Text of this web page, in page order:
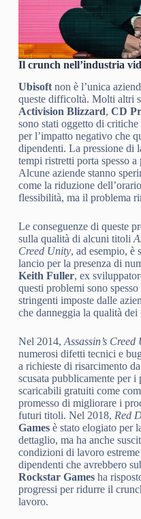
Il crunch nell’industria
Ubisoftnon è l’unica
queste difficoltà. Molti altri
Activision Blizzard, CD
sono stati oggetto di
per l’impatto negativo che
dipendenti. La pressione di
tempi ristretti porta spesso
Alcune aziende stanno
come la riduzione
flessibilità, ma il problema
Le conseguenze di queste
sulla qualità di alcuni titoli
Creed Unity, ad esempio, è
lancio per la presenza di
Keith Fuller, ex
questi problemi sono
stringenti imposte dalle
che danneggia la qualità
Nel 2014,Assassin’s Creed
numerosi difetti tecnici e
a richieste di risarcimento
scusata pubblicamente per
scaricabili gratuiti come
promesso di migliorare i
futuri titoli. Nel 2018, Red
Gamesè stato elogiato per
dettaglio, ma ha anche
condizioni di lavoro
dipendenti che avrebbero
Rockstar Gamesha
progressi per ridurre il
lavoro.